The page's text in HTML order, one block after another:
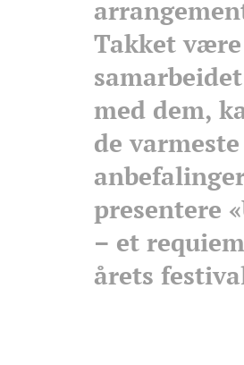
Takket
med dem,
de varmeste
presentere
– et
årets